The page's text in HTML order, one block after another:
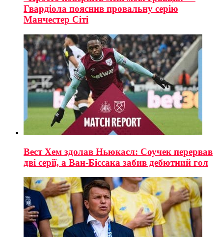
Гвардіола пояснив провальну серію
Манчестер Сіті
Вест Хем здолав Ньюкасл: Соучек перервав
дві серії, а Ван-Біссака забив дебютний гол